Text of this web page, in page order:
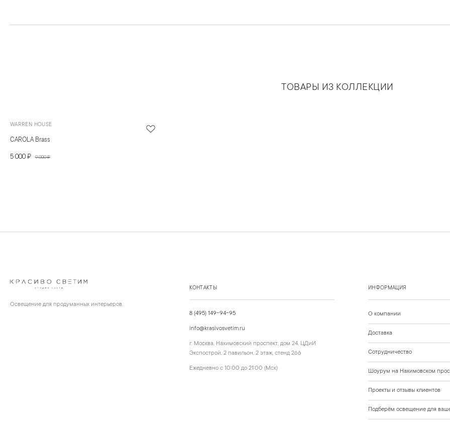
ТОВАРЫ ИЗ КОЛЛЕКЦИИ
WARREN HOUSE
CAROLA Brass
5 000 ₽ 9 000 ₽
Освещение для продуманных интерьеров.
КОНТАКТЫ
8 (495) 149-94-95
info@krasivosvetim.ru
г. Москва, Нахимовский проспект, дом 24, ЦДиИ
Экспострой, 2 павильон, 2 этаж, стенд 266
Ежедневно с 10:00 до 21:00 (Мск)
ИНФОРМАЦИЯ
О компании
Доставка
Сотрудничество
Шоурум на Нахимовском
Проекты и отзывы клиентов
Подберём освещение для